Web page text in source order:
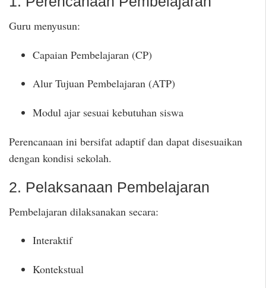
Guru menyusun:
Capaian Pembelajaran (CP)
Alur Tujuan Pembelajaran (ATP)
Modul ajar sesuai kebutuhan siswa
Perencanaan ini bersifat adaptif dan dapat disesuaikan
dengan kondisi sekolah.
2. Pelaksanaan Pembelajaran
Pembelajaran dilaksanakan secara:
Interaktif
Kontekstual